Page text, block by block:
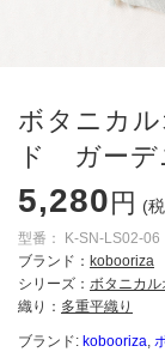
ボタニカ
ド ガーデ
5,280 円 (
型番：
K-SN-LS02-06
ブランド： kobooriza
シリーズ： ボタニカル
織り： 多重平織り
ブランド: kobooriza,